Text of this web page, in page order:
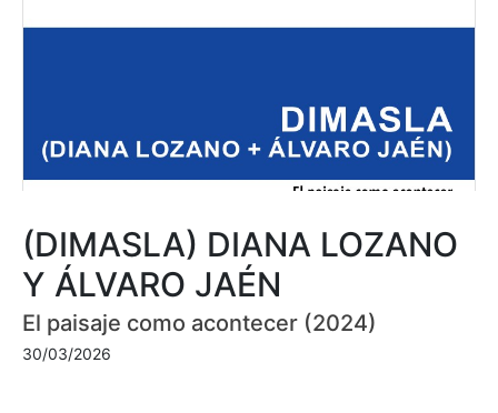
(DIMASLA) DIANA LOZANO
Y ÁLVARO JAÉN
El paisaje como acontecer (2024)
30/03/2026